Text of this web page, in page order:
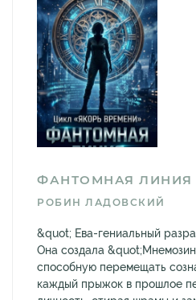
ФАНТОМНАЯ ЛИНИЯ
РОБИН ЛАДОВСКИЙ
&quot; Ева-гениальный
Она создала
способную перемещать
каждый прыжок в прошлое